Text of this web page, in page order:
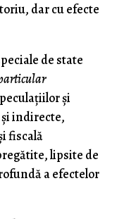
dar cu efecte
de state
şi
indirecte,
fiscală
lipsite de
a efectelor